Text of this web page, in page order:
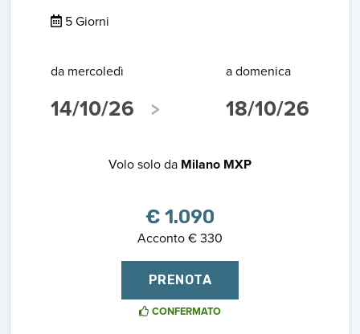
5 Giorni
da mercoledì
14/10/26
a domenica
18/10/26
Volo solo da Milano MXP
€ 1.090
Acconto € 330
PRENOTA
CONFERMATO